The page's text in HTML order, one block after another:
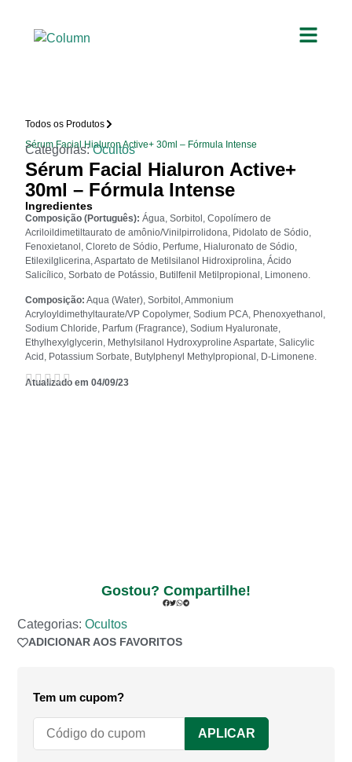
Todos os Produtos
Sérum Facial Hialuron Active+ 30ml – Fórmula Intense
Categorias:Ocultos
Sérum Facial Hialuron Active+
30ml – Fórmula Intense
Ingredientes
Composição (Português): Água, Sorbitol, Copolímero de
Acriloildimetiltaurato de amônio/Vinilpirrolidona, Pidolato de Sódio,
Fenoxietanol, Cloreto de Sódio, Perfume, Hialuronato de Sódio,
Etilexilglicerina, Aspartato de Metilsilanol Hidroxiprolina, Ácido
Salicílico, Sorbato de Potássio, Butilfenil Metilpropional, Limoneno.
Composição: Aqua (Water), Sorbitol, Ammonium
Acryloyldimethyltaurate/VP Copolymer, Sodium PCA, Phenoxyethanol,
Sodium Chloride, Parfum (Fragrance), Sodium Hyaluronate,
Ethylhexylglycerin, Methylsilanol Hydroxyproline Aspartate, Salicylic
Acid, Potassium Sorbate, Butylphenyl Methylpropional, D-Limonene.
Atualizado em 04/09/23
Gostou? Compartilhe!
Categorias:Ocultos
ADICIONAR AOS FAVORITOS
Tem um cupom?
APLICAR